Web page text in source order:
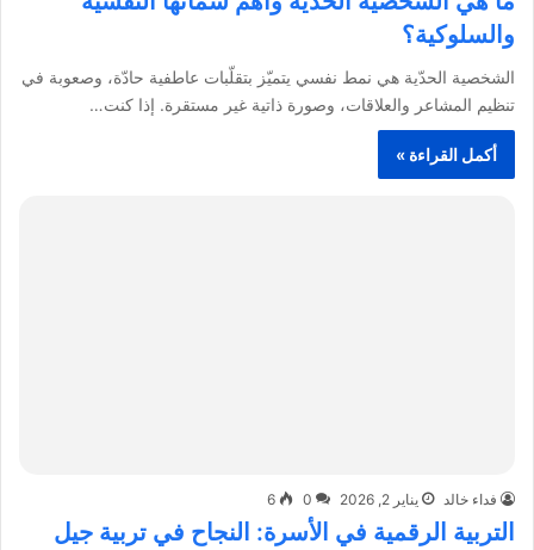
والسلوكية؟
الشخصية الحدّية هي نمط نفسي يتميّز بتقلّبات عاطفية حادّة، وصعوبة في
تنظيم المشاعر والعلاقات، وصورة ذاتية غير مستقرة. إذا كنت…
أكمل القراءة »
فداء خالد يناير 2, 2026 0
6
التربية الرقمية في الأسرة: النجاح في تربية جيل